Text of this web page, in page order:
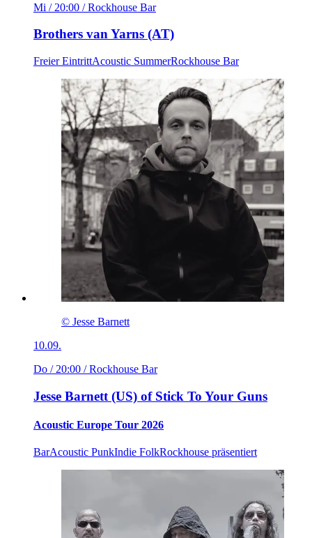
Mi / 20:00 / Rockhouse Bar
Brothers van Yarns (AT)
Freier EintrittAcoustic SummerRockhouse Bar
© Jesse Barnett
10.09.
Do / 20:00 / Rockhouse Bar
Jesse Barnett (US) of Stick To Your Guns
Acoustic Europe Tour 2026
BarAcoustic PunkIndie FolkRockhouse präsentiert